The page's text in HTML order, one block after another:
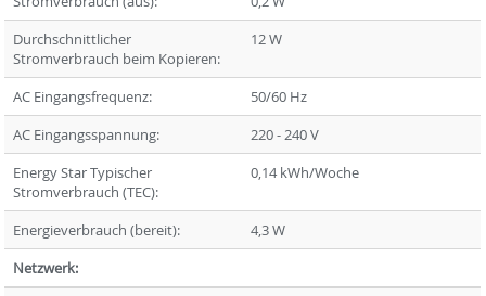
Durchschnittlicher
Stromverbrauch beim Kopieren:
12 W
AC Eingangsfrequenz:
50/60 Hz
AC Eingangsspannung:
220 - 240 V
Energy Star Typischer
Stromverbrauch (TEC):
0,14 kWh/Woche
Energieverbrauch (bereit):
4,3 W
Netzwerk: